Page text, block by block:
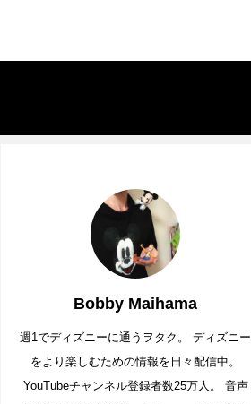
Bobby Maihama
週1でディズニーに通うヲタク。 ディズニー
をより楽しむための情報を日々配信中。
YouTubeチャンネル登録者数25万人。 音声